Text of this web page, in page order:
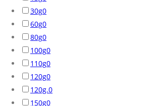
30g0
60g0
80g0
100g0
110g0
120g0
120g.0
150g0